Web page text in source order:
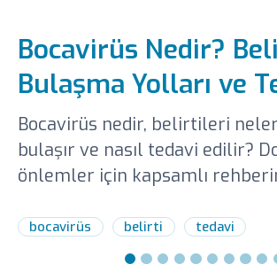
Bocavirüs Nedir?
Bulaşma Yolları ve
Bocavirüs nedir, belirtileri
bulaşır ve nasıl tedavi edilir?
önlemler için kapsamlı
bocavirüs belirti tedavi